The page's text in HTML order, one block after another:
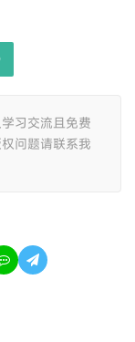
习交流且免费
问题请联系我